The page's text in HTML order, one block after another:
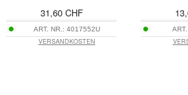
31,60 CHF
ART. NR.: 4017552U
VERSANDKOSTEN